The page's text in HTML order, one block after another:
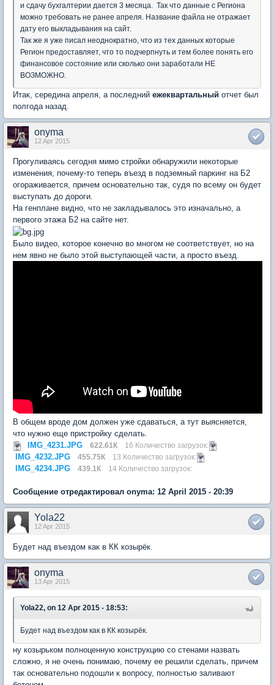
и сдачу бухгалтерии дается 3 месяца. Так что данные с Региона
можно требовать не ранее апреля. Название файла не отражает
дату его выкладывания на сайт.
Так же я уже писал неоднократно, что из тех данных которые
Регион предоставляет, что то подчерпнуть и тем более понять его
финансовое состояние или сколько они заработали НЕ
ВОЗМОЖНО.
Итак, середина апреля, а последний ежеквартальный отчет был
полгода назад.
onyma
12 Apr 2015
Прогуливаясь сегодня мимо стройки обнаружили некоторые
изменения, почему-то теперь въезд в подземный паркинг на Б2
огораживается, причем основательно так, судя по всему он будет
выступать до дороги.
На генплане видно, что не закладывалось это изначально, а
первого этажа Б2 на сайте нет.
Было видео, которое конечно во многом не соответствует, но на
нем явно не было этой выступающей части, а просто въезд.
В общем вроде дом должен уже сдаваться, а тут выясняется,
что нужно еще пристройку сделать.
IMG_4231.JPG
622.61К 16 Количество загрузок:
IMG_4232.JPG 455.75К 13 Количество загрузок:
IMG_4234.JPG 439.1К 14 Количество загрузок:
Сообщение отредактировал onyma: 12 April 2015 - 20:39
Yola22
12 Apr 2015
Будет над въездом как в КК козырёк.
onyma
13 Apr 2015
Yola22, on 12 Apr 2015 - 18:53:
Будет над въездом как в КК козырёк.
ну козырьком полноценную конструкцию со стенами назвать
сложно, я не очень понимаю, почему ее решили сделать, причем
так основательно подошли к вопросу, полностью заливают